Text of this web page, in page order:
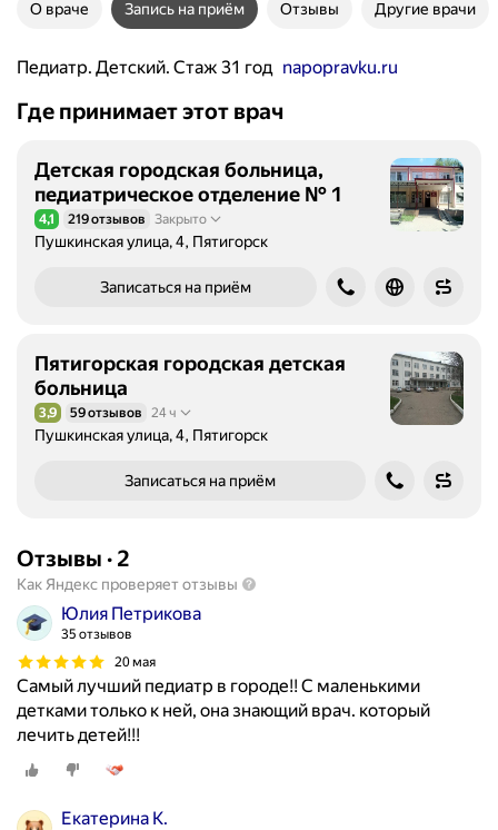
О враче Запись на приём Отзывы Другие врачи
Педиатр. Детский. Стаж 31 год napopravku.ru
Где принимает этот врач
Детская городская больница,
педиатрическое отделение № 1
Рейтинг 4,1 из 5
4,1 219 отзывов Закрыто
Пушкинская улица, 4, Пятигорск
Записаться на приём
Пятигорская городская детская
больница
Рейтинг 3,9 из 5
3,9 59 отзывов 24 ч
Пушкинская улица, 4, Пятигорск
Записаться на приём
Отзывы · 2
Как Яндекс проверяет отзывы
Юлия Петрикова
35 отзывов
20 мая
Самый лучший педиатр в городе!! С маленькими
детками только к ней, она знающий врач. который
лечить детей!!!
Екатерина К.